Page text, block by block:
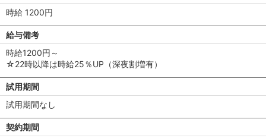
時給 1200円
給与備考
時給1200円～
☆22時以降は時給25％UP（深夜割増有）
試用期間
試用期間なし
契約期間